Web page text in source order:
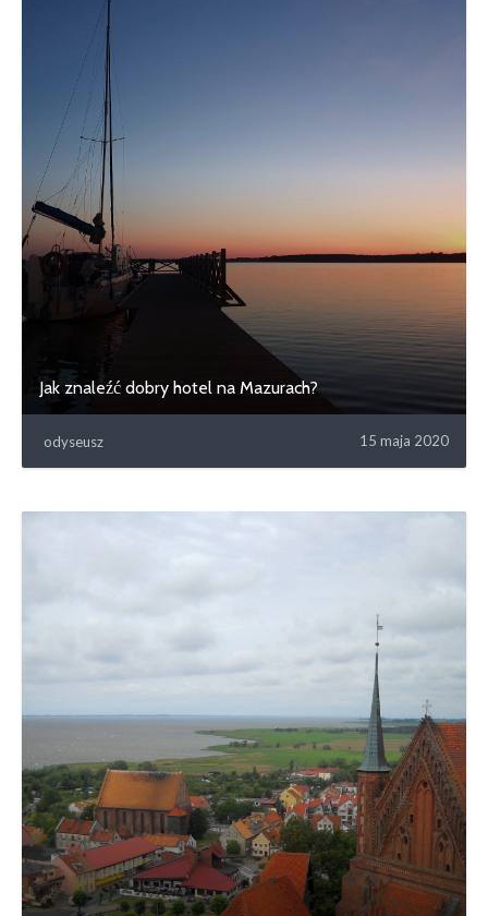
Jak znaleźć dobry hotel na Mazurach?
odyseusz 15 maja 2020